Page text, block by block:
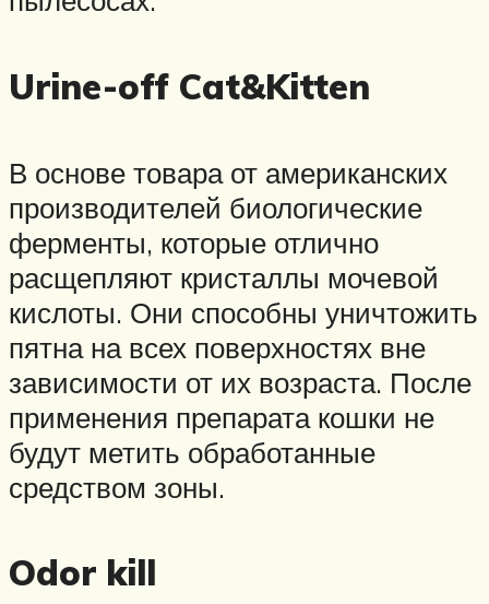
Urine-off Cat&Kitten
В основе товара от американских
производителей биологические
ферменты, которые отлично
расщепляют кристаллы мочевой
кислоты. Они способны уничтожить
пятна на всех поверхностях вне
зависимости от их возраста. После
применения препарата кошки не
будут метить обработанные
средством зоны.
Odor kill